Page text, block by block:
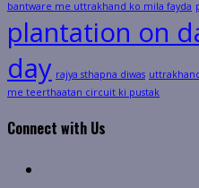
bantware me uttrakhand ko mila fayda
plantation on
day rajya sthapna diwas
me teerthaatan circuit ki pustak
Connect with Us